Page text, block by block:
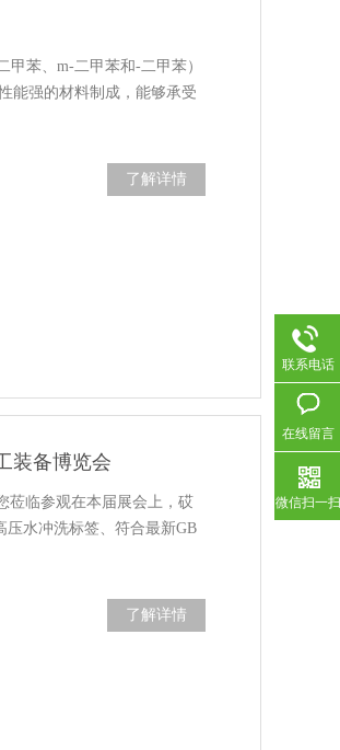
苯、m-二甲苯和-二甲苯）
能强的材料制成，能够承受
了解详情
装备博览会
莅临参观在本届展会上，砹
压水冲洗标签、符合最新GB
了解详情
联系电话
在线留言
微信扫一扫